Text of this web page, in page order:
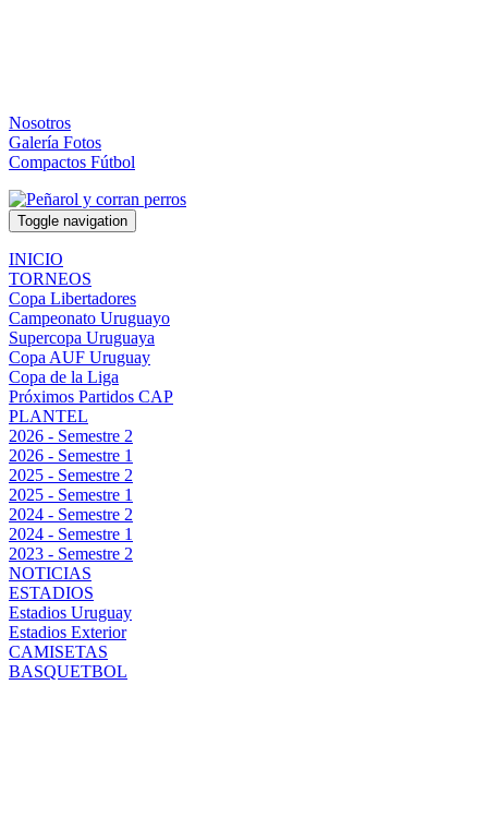
Nosotros
Galería Fotos
Compactos Fútbol
Toggle navigation
INICIO
TORNEOS
Copa Libertadores
Campeonato Uruguayo
Supercopa Uruguaya
Copa AUF Uruguay
Copa de la Liga
Próximos Partidos CAP
PLANTEL
2026 - Semestre 2
2026 - Semestre 1
2025 - Semestre 2
2025 - Semestre 1
2024 - Semestre 2
2024 - Semestre 1
2023 - Semestre 2
NOTICIAS
ESTADIOS
Estadios Uruguay
Estadios Exterior
CAMISETAS
BASQUETBOL